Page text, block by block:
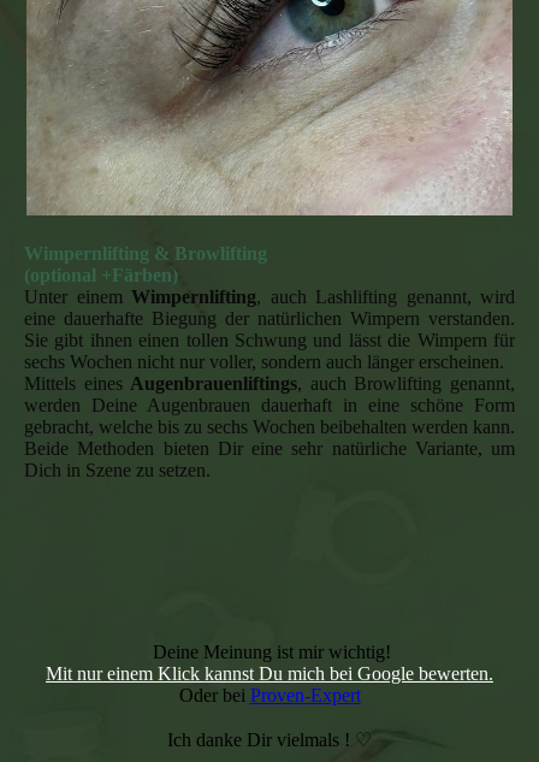
Wimpernlifting & Browlifting
(optional +Färben)
Unter einem Wimpernlifting, auch Lashlifting genannt, wird
eine dauerhafte Biegung der natürlichen Wimpern verstanden.
Sie gibt ihnen einen tollen Schwung und lässt die Wimpern für
sechs Wochen nicht nur voller, sondern auch länger erscheinen.
Mittels eines Augenbrauenliftings, auch Browlifting genannt,
werden Deine Augenbrauen dauerhaft in eine schöne Form
gebracht, welche bis zu sechs Wochen beibehalten werden kann.
Beide Methoden bieten Dir eine sehr natürliche Variante, um
Dich in Szene zu setzen.
Deine Meinung ist mir wichtig!
Mit nur einem Klick kannst Du mich bei Google bewerten.
Oder bei Proven-Expert
Ich danke Dir vielmals ! ♡